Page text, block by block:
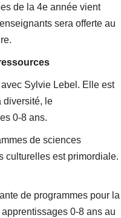
de la 4e année vient
sera offerte au
Sylvie Lebel. Elle est
diversité, le
0-8 ans.
de sciences
culturelles est primordiale.
de programmes pour la
0-8 ans au